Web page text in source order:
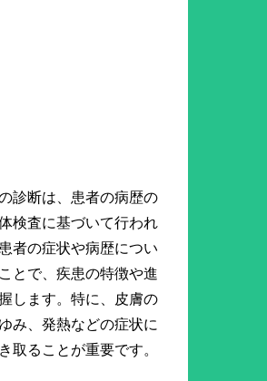
診断は、患者の病歴の
検査に基づいて行われ
者の症状や病歴につい
とで、疾患の特徴や進
します。特に、皮膚の
み、発熱などの症状に
取ることが重要です。